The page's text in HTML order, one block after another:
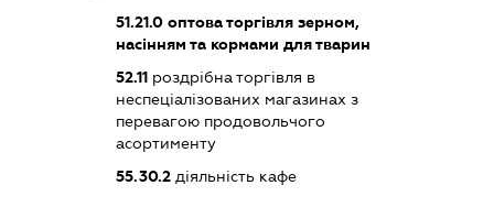
51.21.0 оптова торгівля зерном,
насінням та кормами для тварин
52.11 роздрібна торгівля в
неспеціалізованих магазинах з
перевагою продовольчого
асортименту
55.30.2 діяльність кафе